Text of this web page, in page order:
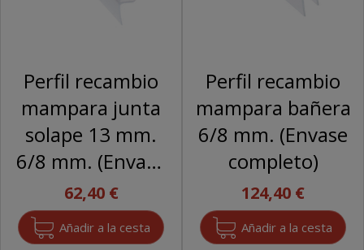
Perfil recambio
mampara junta
solape 13 mm.
6/8 mm. (Envase
completo)
62,40 €
Perfil recambio
mampara bañera
6/8 mm. (Envase
completo)
124,40 €